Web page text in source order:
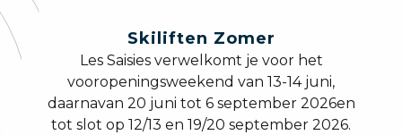
Skiliften Zomer
Les Saisies verwelkomt je voor het
vooropeningsweekend van 13-14 juni,
daarnavan 20 juni tot 6 september 2026en
tot slot op 12/13 en 19/20 september 2026.